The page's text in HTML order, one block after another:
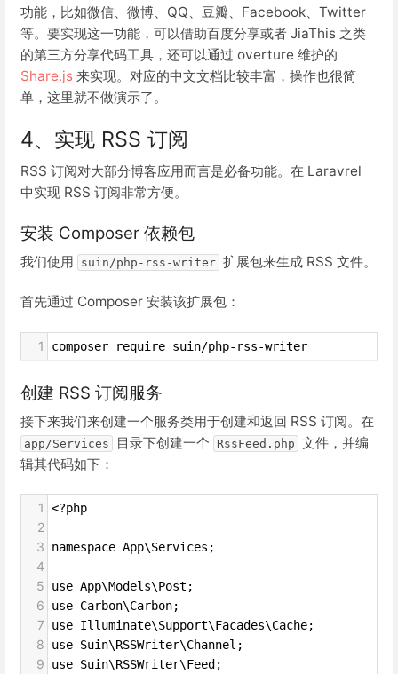
功能，比如微信、微博、QQ、豆瓣、Facebook、Twitter
等。要实现这一功能，可以借助百度分享或者 JiaThis 之类
的第三方分享代码工具，还可以通过 overture 维护的
Share.js 来实现。对应的中文文档比较丰富，操作也很简
单，这里就不做演示了。
4、实现 RSS 订阅
RSS 订阅对大部分博客应用而言是必备功能。在 Laravrel
中实现 RSS 订阅非常方便。
安装 Composer 依赖包
我们使用 suin/php-rss-writer 扩展包来生成 RSS 文件。
首先通过 Composer 安装该扩展包：
1 composer require suin/php-rss-writer
创建 RSS 订阅服务
接下来我们来创建一个服务类用于创建和返回 RSS 订阅。在
app/Services 目录下创建一个 RssFeed.php 文件，并编
辑其代码如下：
1 <?php
2
3
namespace App\Services;
4
5
use App\Models\Post;
6 use Carbon\Carbon;
7 use Illuminate\Support\Facades\Cache;
8 use Suin\RSSWriter\Channel;
9 use Suin\RSSWriter\Feed;